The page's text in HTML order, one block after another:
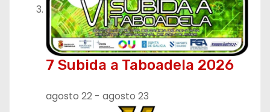
7 Subida a Taboadela 2026
agosto 22 - agosto 23